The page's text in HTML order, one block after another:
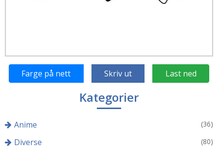
Farge på nett Skriv ut Last ned
Kategorier
Anime (36)
Diverse (80)